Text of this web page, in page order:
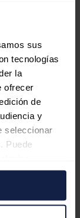
sus
tecnologías
la
ofrecer
de
y
seleccionar
Puede
o clicando en